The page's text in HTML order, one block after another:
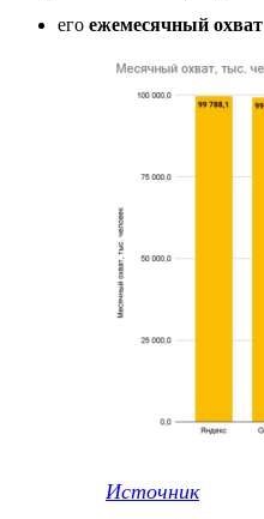
его ежемесячный охват
Источник